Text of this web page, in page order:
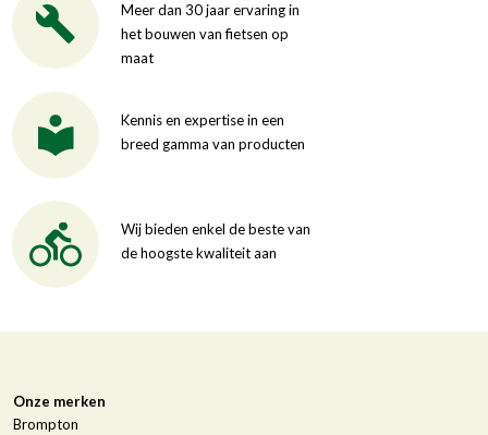
Meer dan 30 jaar ervaring in
het bouwen van fietsen op
maat
Kennis en expertise in een
breed gamma van producten
Wij bieden enkel de beste van
de hoogste kwaliteit aan
Onze merken
Brompton